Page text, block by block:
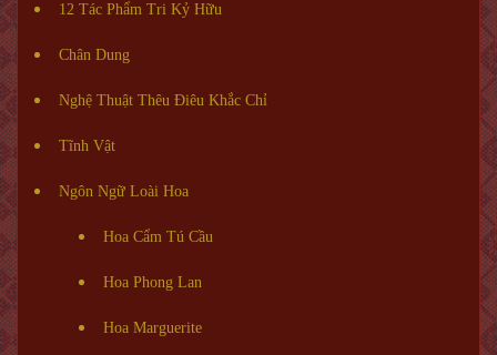
12 Tác Phẩm Tri Kỷ Hữu
Chân Dung
Nghệ Thuật Thêu Điêu Khắc Chỉ
Tĩnh Vật
Ngôn Ngữ Loài Hoa
Hoa Cẩm Tú Cầu
Hoa Phong Lan
Hoa Marguerite